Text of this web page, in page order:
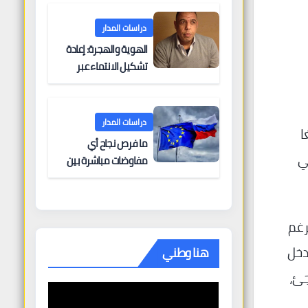
دراسات المدار
الهوية والهجرة: إعادة
تشكيل الانتماء عبر
دراسات المدار
ما فرص نجاح أي
مفاوضات مباشرة بين
هنا وطني